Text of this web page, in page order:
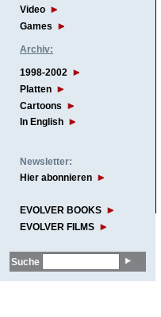
Video
Games
Archiv:
1998-2002
Platten
Cartoons
In English
Newsletter:
Hier abonnieren
EVOLVER BOOKS
EVOLVER FILMS
Suche